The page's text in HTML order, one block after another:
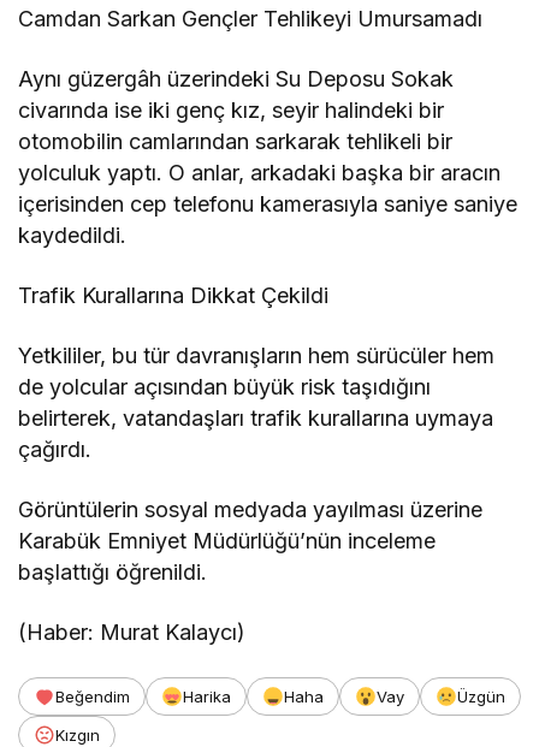
Camdan Sarkan Gençler Tehlikeyi Umursamadı
Aynı güzergâh üzerindeki Su Deposu Sokak
civarında ise iki genç kız, seyir halindeki bir
otomobilin camlarından sarkarak tehlikeli bir
yolculuk yaptı. O anlar, arkadaki başka bir aracın
içerisinden cep telefonu kamerasıyla saniye saniye
kaydedildi.
Trafik Kurallarına Dikkat Çekildi
Yetkililer, bu tür davranışların hem sürücüler hem
de yolcular açısından büyük risk taşıdığını
belirterek, vatandaşları trafik kurallarına uymaya
çağırdı.
Görüntülerin sosyal medyada yayılması üzerine
Karabük Emniyet Müdürlüğü’nün inceleme
başlattığı öğrenildi.
(Haber: Murat Kalaycı)
Beğendim Harika Haha Vay
Üzgün
Kızgın